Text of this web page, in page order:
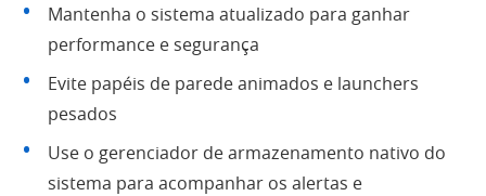
Mantenha o sistema atualizado para ganhar
performance e segurança
Evite papéis de parede animados e launchers
pesados
Use o gerenciador de armazenamento nativo do
sistema para acompanhar os alertas e